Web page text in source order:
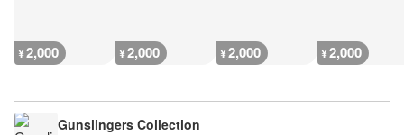
¥2,000 ¥2,000 ¥2,000 ¥2,000
Gunslingers Collection